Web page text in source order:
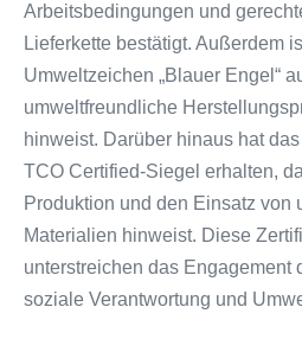
Arbeitsbedingungen und
Lieferkette bestätigt. Außerdem
Umweltzeichen „Blauer Engel“
umweltfreundliche
hinweist. Darüber hinaus hat
TCO Certified-Siegel erhalten,
Produktion und den Einsatz von
Materialien hinweist. Diese
unterstreichen das Engagement
soziale Verantwortung und